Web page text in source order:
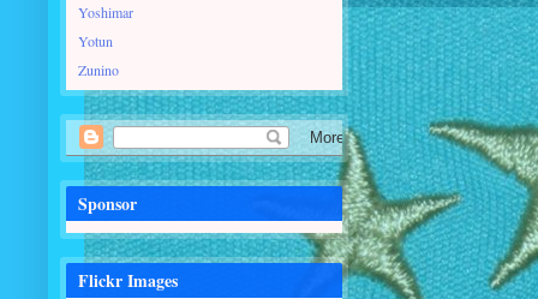
Yoshimar
Yotun
Zunino
Sponsor
Flickr Images